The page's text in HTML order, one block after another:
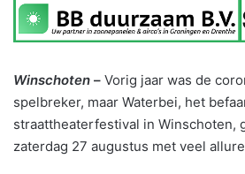
Winschoten – Vorig jaar was de
spelbreker, maar Waterbei, het
straattheaterfestival in Winschoten,
zaterdag 27 augustus met veel